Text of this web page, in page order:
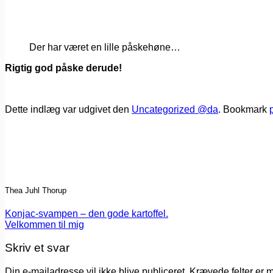
Der har været en lille påskehøne…
Rigtig god påske derude!
Dette indlæg var udgivet den Uncategorized @da. Bookmark
Thea Juhl Thorup
Konjac-svampen – den gode kartoffel.
Velkommen til mig
Skriv et svar